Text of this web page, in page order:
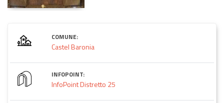
COMUNE:
Castel Baronia
INFOPOINT:
InfoPoint Distretto 25